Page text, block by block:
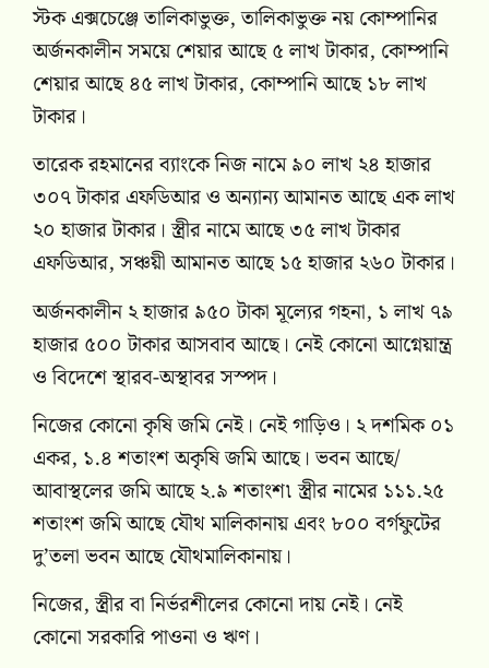
স্টক এক্সচেঞ্জে তালিকাভুক্ত, তালিকাভুক্ত নয় কোম্পানির
অর্জনকালীন সময়ে শেয়ার আছে ৫ লাখ টাকার, কোম্পানি
শেয়ার আছে ৪৫ লাখ টাকার, কোম্পানি আছে ১৮ লাখ
টাকার।
তারেক রহমানের ব্যাংকে নিজ নামে ৯০ লাখ ২৪ হাজার
৩০৭ টাকার এফডিআর ও অন্যান্য আমানত আছে এক লাখ
২০ হাজার টাকার। স্ত্রীর নামে আছে ৩৫ লাখ টাকার
এফডিআর, সঞ্চয়ী আমানত আছে ১৫ হাজার ২৬০ টাকার।
অর্জনকালীন ২ হাজার ৯৫০ টাকা মূল্যের গহনা, ১ লাখ ৭৯
হাজার ৫০০ টাকার আসবাব আছে। নেই কোনো আগ্নেয়ান্ত্র
ও বিদেশে স্থারব-অস্থাবর সস্পদ।
নিজের কোনো কৃষি জমি নেই। নেই গাড়িও। ২ দশমিক ০১
একর, ১.৪ শতাংশ অকৃষি জমি আছে। ভবন আছে/
আবাস্থলের জমি আছে ২.৯ শতাংশ৷ স্ত্রীর নামের ১১১.২৫
শতাংশ জমি আছে যৌথ মালিকানায় এবং ৮০০ বর্গফুটের
দু’তলা ভবন আছে যৌথমালিকানায়।
নিজের, স্ত্রীর বা নির্ভরশীলের কোনো দায় নেই। নেই
কোনো সরকারি পাওনা ও ঋণ।